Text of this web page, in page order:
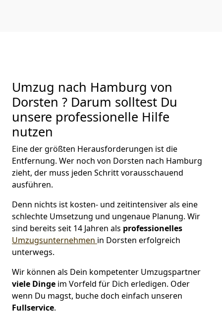
Umzug nach Hamburg von
Dorsten ? Darum solltest Du
unsere professionelle Hilfe
nutzen
Eine der größten Herausforderungen ist die
Entfernung. Wer noch von Dorsten nach Hamburg
zieht, der muss jeden Schritt vorausschauend
ausführen.
Denn nichts ist kosten- und zeitintensiver als eine
schlechte Umsetzung und ungenaue Planung. Wir
sind bereits seit 14 Jahren als professionelles
Umzugsunternehmen in Dorsten erfolgreich
unterwegs.
Wir können als Dein kompetenter Umzugspartner
viele Dinge im Vorfeld für Dich erledigen. Oder
wenn Du magst, buche doch einfach unseren
Fullservice.